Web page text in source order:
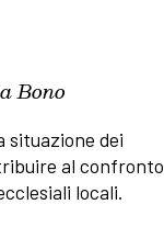
Bono
situazione dei
al confronto
locali.